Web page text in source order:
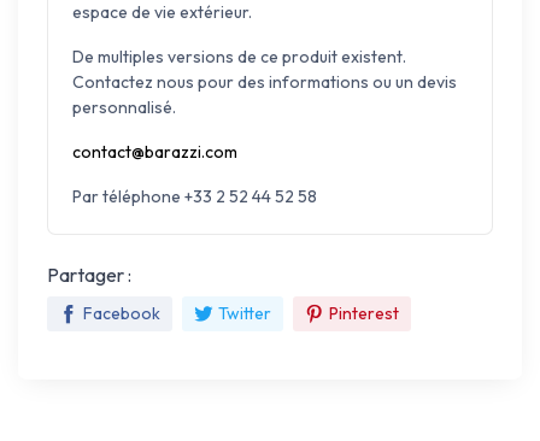
espace de vie extérieur.
De multiples versions de ce produit existent.
Contactez nous pour des informations ou un devis
personnalisé.
contact@barazzi.com
Par téléphone +33 2 52 44 52 58
Partager :
Facebook Twitter Pinterest